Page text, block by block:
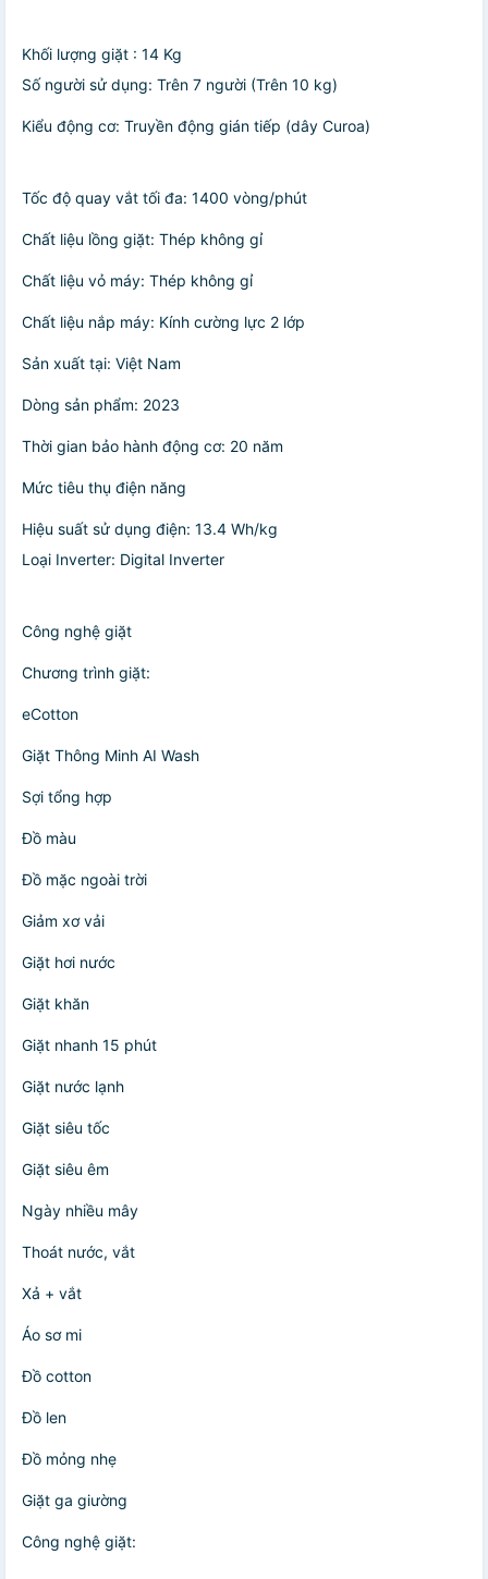
Khối lượng giặt : 14 Kg
Số người sử dụng: Trên 7 người (Trên 10 kg)
Kiểu động cơ: Truyền động gián tiếp (dây Curoa)
Tốc độ quay vắt tối đa: 1400 vòng/phút
Chất liệu lồng giặt: Thép không gỉ
Chất liệu vỏ máy: Thép không gỉ
Chất liệu nắp máy: Kính cường lực 2 lớp
Sản xuất tại: Việt Nam
Dòng sản phẩm: 2023
Thời gian bảo hành động cơ: 20 năm
Mức tiêu thụ điện năng
Hiệu suất sử dụng điện: 13.4 Wh/kg
Loại Inverter: Digital Inverter
Công nghệ giặt
Chương trình giặt:
eCotton
Giặt Thông Minh AI Wash
Sợi tổng hợp
Đồ màu
Đồ mặc ngoài trời
Giảm xơ vải
Giặt hơi nước
Giặt khăn
Giặt nhanh 15 phút
Giặt nước lạnh
Giặt siêu tốc
Giặt siêu êm
Ngày nhiều mây
Thoát nước, vắt
Xả + vắt
Áo sơ mi
Đồ cotton
Đồ len
Đồ mỏng nhẹ
Giặt ga giường
Công nghệ giặt: